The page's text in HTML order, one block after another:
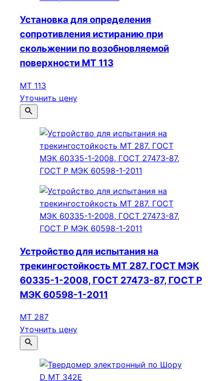
Установка для определения
сопротивления истиранию при
скольжении по возобновляемой
поверхности МТ 113
МТ 113
Уточнить цену
Устройство для испытания на
трекингостойкость МТ 287. ГОСТ МЭК
60335-1-2008, ГОСТ 27473-87, ГОСТ Р
МЭК 60598-1-2011
МТ 287
Уточнить цену